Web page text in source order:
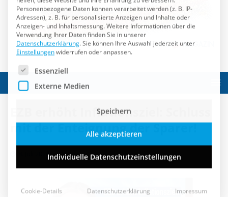
EZB erhöht Inflationsziel: Schluss
mit der Enteignung der Sparer!
8. Juli 2021
Adressen), z. B. für personalisierte Anzeigen und Inhalte oder
Anzeigen- und Inhaltsmessung.Weitere Informationen über die
Verwendung Ihrer Daten finden Sie in unserer
Datenschutzerklärung.Sie können Ihre Auswahl jederzeit unter
Einstellungenwiderrufen oder anpassen.
Es folgt eine Liste der Service-Gruppen, für die eine
Essenziell
Externe Medien
Alle akzeptieren
Individuelle Datenschutzeinstellungen